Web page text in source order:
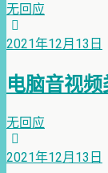
无回应
2021年12月13日
电脑音视
无回应
2021年12月13日